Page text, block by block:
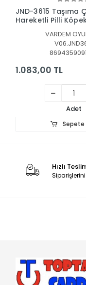
Sepete
JND-3615 Taşıma
Hareketli Pilli
OyuncakVARDEM
1.083,00 TL
Adet
Sepete
Hızlı